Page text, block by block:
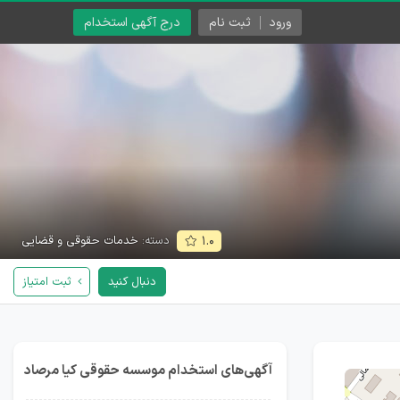
درج آگهی استخدام ورود ثبت نام
۱.۰ دسته: خدمات حقوقی و قضایی
دنبال کنید ثبت امتیاز
آگهی‌های استخدام موسسه حقوقی کیا مرصاد